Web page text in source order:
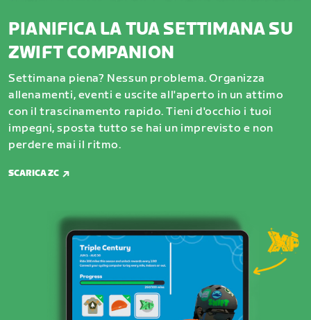
PIANIFICA LA TUA SETTIMANA SU
ZWIFT COMPANION
Settimana piena? Nessun problema. Organizza
allenamenti, eventi e uscite all'aperto in un attimo
con il trascinamento rapido. Tieni d'occhio i tuoi
impegni, sposta tutto se hai un imprevisto e non
perdere mai il ritmo.
SCARICA ZC